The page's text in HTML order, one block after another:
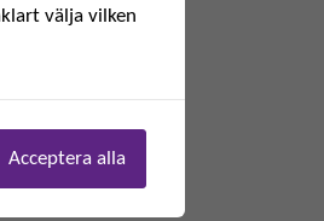
välja vilken
Acceptera alla